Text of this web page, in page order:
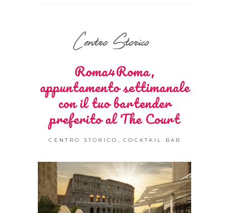
Centro Storico
Roma4Roma,
appuntamento settimanale
con il tuo bartender
preferito al The Court
CENTRO STORICO , COCKTAIL BAR